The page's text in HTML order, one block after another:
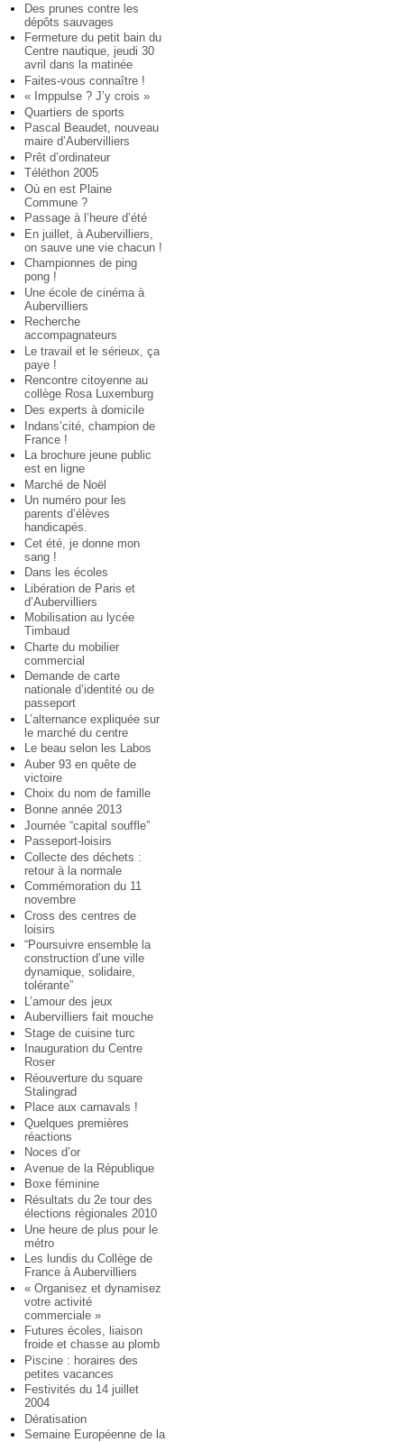
Des prunes contre les
dépôts sauvages
Fermeture du petit bain du
Centre nautique, jeudi 30
avril dans la matinée
Faites-vous connaître !
« Imppulse ? J’y crois »
Quartiers de sports
Pascal Beaudet, nouveau
maire d’Aubervilliers
Prêt d’ordinateur
Téléthon 2005
Où en est Plaine
Commune ?
Passage à l’heure d’été
En juillet, à Aubervilliers,
on sauve une vie chacun !
Championnes de ping
pong !
Une école de cinéma à
Aubervilliers
Recherche
accompagnateurs
Le travail et le sérieux, ça
paye !
Rencontre citoyenne au
collège Rosa Luxemburg
Des experts à domicile
Indans’cité, champion de
France !
La brochure jeune public
est en ligne
Marché de Noël
Un numéro pour les
parents d’élèves
handicapés.
Cet été, je donne mon
sang !
Dans les écoles
Libération de Paris et
d’Aubervilliers
Mobilisation au lycée
Timbaud
Charte du mobilier
commercial
Demande de carte
nationale d’identité ou de
passeport
L’alternance expliquée sur
le marché du centre
Le beau selon les Labos
Auber 93 en quête de
victoire
Choix du nom de famille
Bonne année 2013
Journée “capital souffle”
Passeport-loisirs
Collecte des déchets :
retour à la normale
Commémoration du 11
novembre
Cross des centres de
loisirs
“Poursuivre ensemble la
construction d’une ville
dynamique, solidaire,
tolérante”
L’amour des jeux
Aubervilliers fait mouche
Stage de cuisine turc
Inauguration du Centre
Roser
Réouverture du square
Stalingrad
Place aux carnavals !
Quelques premières
réactions
Noces d’or
Avenue de la République
Boxe féminine
Résultats du 2e tour des
élections régionales 2010
Une heure de plus pour le
métro
Les lundis du Collège de
France à Aubervilliers
« Organisez et dynamisez
votre activité
commerciale »
Futures écoles, liaison
froide et chasse au plomb
Piscine : horaires des
petites vacances
Festivités du 14 juillet
2004
Dératisation
Semaine Européenne de la